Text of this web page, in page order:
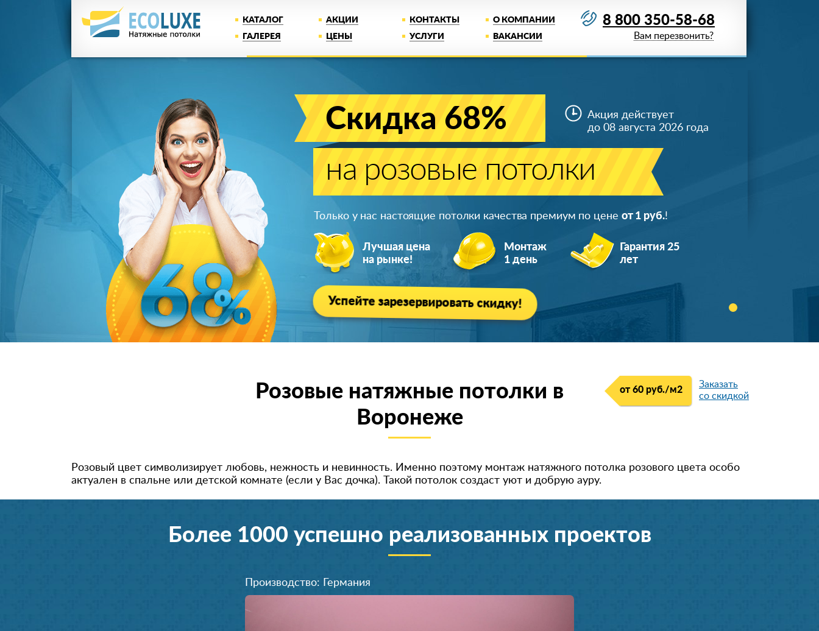
КАТАЛОГ АКЦИИ КОНТАКТЫ
О КОМПАНИИ
ГАЛЕРЕЯ
ЦЕНЫ УСЛУГИ ВАКАНСИИ
8 800 350-58-68
Вам перезвонить?
Скидка 68%
на розовые потолки
Акция действует
до 08 августа 2026 года
Только у нас настоящие потолки качества премиум по цене от 1 руб.!
Лучшая цена
на рынке!
Монтаж
1 день
Гарантия 25
лет
Успейте зарезервировать скидку!
от 60 руб./м2
Заказать
со скидкой
Розовые натяжные потолки в
Воронеже
Розовый цвет символизирует любовь, нежность и невинность. Именно поэтому монтаж натяжного потолка розового цвета особо
актуален в спальне или детской комнате (если у Вас дочка). Такой потолок создаст уют и добрую ауру.
Более 1000 успешно реализованных проектов
Производство: Германия